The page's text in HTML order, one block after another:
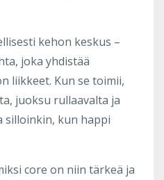
kehon keskus –
joka yhdistää
liikkeet. Kun se toimii,
juoksu rullaavalta ja
silloinkin, kun happi
core on niin tärkeä ja